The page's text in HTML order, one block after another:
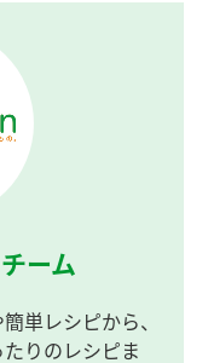
ーム
単レシピから、
りのレシピま